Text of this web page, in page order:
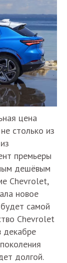
цена
столько из
премьеры
дешёвым
Chevrolet,
новое
самой
Chevrolet
декабре
долгой.